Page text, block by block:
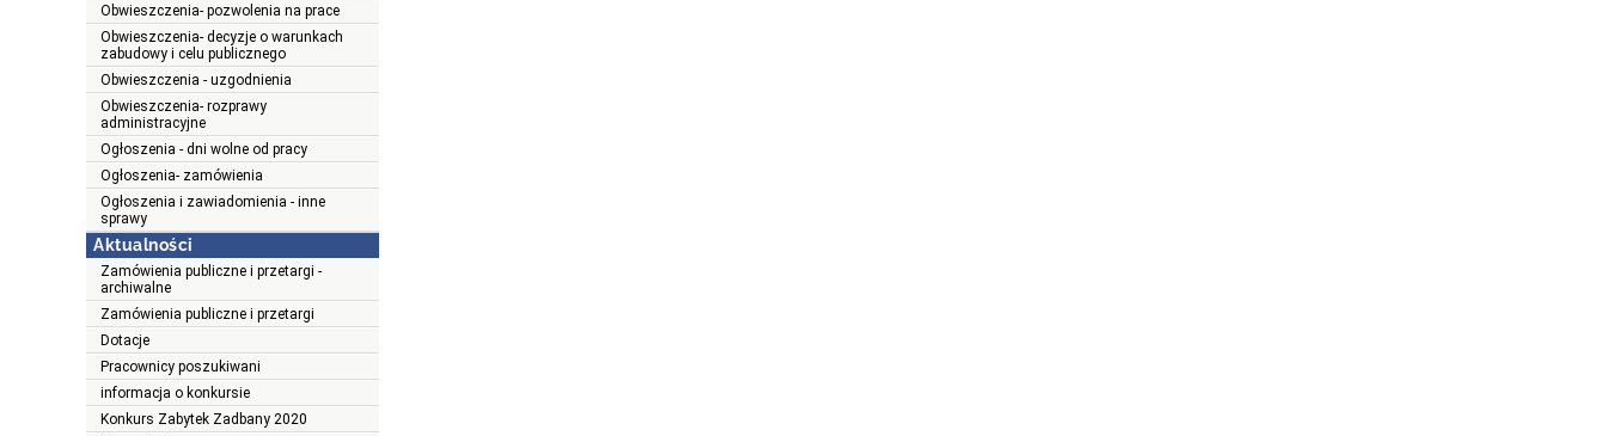
Obwieszczenia- pozwolenia na prace
Obwieszczenia- decyzje o warunkach
zabudowy i celu publicznego
Obwieszczenia - uzgodnienia
Obwieszczenia- rozprawy
administracyjne
Ogłoszenia - dni wolne od pracy
Ogłoszenia- zamówienia
Ogłoszenia i zawiadomienia - inne
sprawy
Aktualności
Zamówienia publiczne i przetargi -
archiwalne
Zamówienia publiczne i przetargi
Dotacje
Pracownicy poszukiwani
informacja o konkursie
Konkurs Zabytek Zadbany 2020